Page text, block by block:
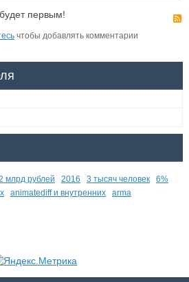
первым!
чтобы добавлять комментарии
млрд рублей 2016 3 тысяч человек
6%
animatediff и внутренних arma